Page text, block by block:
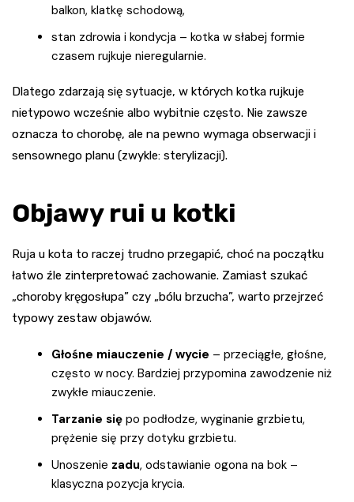
balkon, klatkę schodową,
stan zdrowia i kondycja – kotka w słabej formie
czasem rujkuje nieregularnie.
Dlatego zdarzają się sytuacje, w których kotka rujkuje
nietypowo wcześnie albo wybitnie często. Nie zawsze
oznacza to chorobę, ale na pewno wymaga obserwacji i
sensownego planu (zwykle: sterylizacji).
Objawy rui u kotki
Ruja u kota to raczej trudno przegapić, choć na początku
łatwo źle zinterpretować zachowanie. Zamiast szukać
„choroby kręgosłupa” czy „bólu brzucha”, warto przejrzeć
typowy zestaw objawów.
Głośne miauczenie / wycie – przeciągłe, głośne,
często w nocy. Bardziej przypomina zawodzenie niż
zwykłe miauczenie.
Tarzanie się po podłodze, wyginanie grzbietu,
prężenie się przy dotyku grzbietu.
Unoszenie zadu, odstawianie ogona na bok –
klasyczna pozycja krycia.